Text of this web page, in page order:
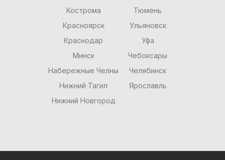
Кострома
Красноярск
Краснодар
Минск
Набережные Челны
Нижний Тагил
Нижний Новгород
Тюмень
Ульяновск
Уфа
Чебоксары
Челябинск
Ярославль